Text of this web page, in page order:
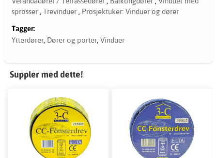
sprosser Trevinduer
Prosjektuker: Vinduer og dører
Tagger:
Ytterdører Dører og porter Vinduer
Suppler med dette!